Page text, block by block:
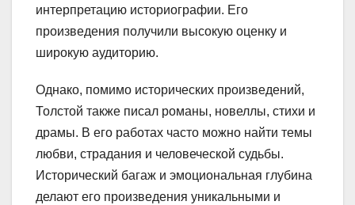
интерпретацию историографии. Его
произведения получили высокую оценку и
широкую аудиторию.
Однако, помимо исторических произведений,
Толстой также писал романы, новеллы, стихи и
драмы. В его работах часто можно найти темы
любви, страдания и человеческой судьбы.
Исторический багаж и эмоциональная глубина
делают его произведения уникальными и